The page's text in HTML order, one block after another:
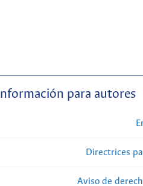
Información para autores
Directrices
Aviso de